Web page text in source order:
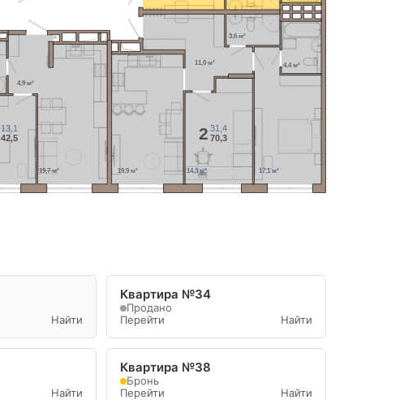
4,9 м²
19,7 м² 19,9 м² 17,1 м²
3,6 м²
4,4 м²
14,3 м²
11,0 м²
2 31,4
70,3
13,1
42,5
Найти
Квартира №34
Продано
Перейти
Найти
Найти
Квартира №38
Бронь
Перейти
Найти